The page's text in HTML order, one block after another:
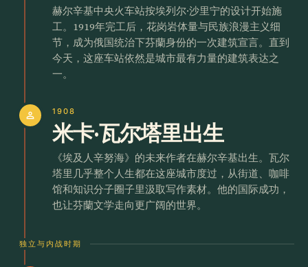
赫尔辛基中央火车站按埃列尔·沙里宁的设计开始施
工。1919年完工后，花岗岩体量与民族浪漫主义细
节，成为俄国统治下芬蘭身份的一次建筑宣言。直到
今天，这座车站依然是城市最有力量的建筑表达之
一。
person 1908
米卡·瓦尔塔里出生
《埃及人辛努海》的未来作者在赫尔辛基出生。瓦尔
塔里几乎整个人生都在这座城市度过，从街道、咖啡
馆和知识分子圈子里汲取写作素材。他的国际成功，
也让芬蘭文学走向更广阔的世界。
独立与内战时期